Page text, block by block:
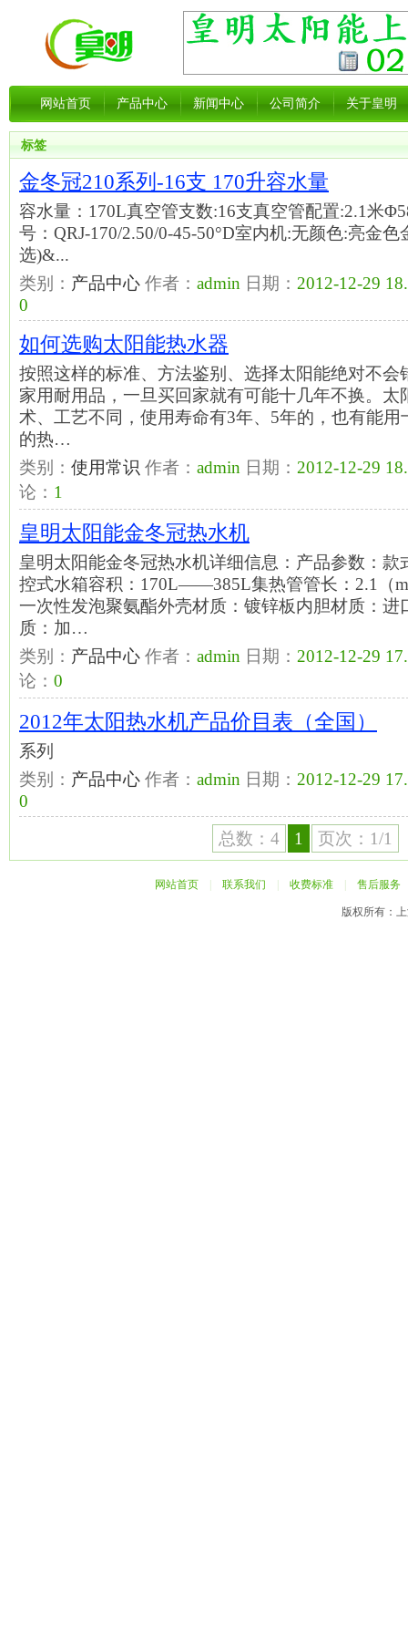
网站首页 产品中心 新闻中心 公司简介 关于皇明
标签
金冬冠210系列-16支 170升容水量
容水量：170L真空管支数:16支真空管配置:2.1米
号：QRJ-170/2.50/0-45-50°D室内机:无颜色:亮金
选)&...
类别： 产品中心 作者： admin 日期： 2012-12-29
0
如何选购太阳能热水器
按照这样的标准、方法鉴别、选择太阳能绝对不会
家用耐用品，一旦买回家就有可能十几年不换。太
术、工艺不同，使用寿命有3年、5年的，也有能
的热…
类别： 使用常识 作者： admin 日期： 2012-12-29
论： 1
皇明太阳能金冬冠热水机
皇明太阳能金冬冠热水机详细信息：产品参数：款
控式水箱容积：170L——385L集热管管长：2.1（
一次性发泡聚氨酯外壳材质：镀锌板内胆材质：进
质：加…
类别： 产品中心 作者： admin 日期： 2012-12-29
论： 0
2012年太阳热水机产品价目表（全国）
系列
类别： 产品中心 作者： admin 日期： 2012-12-29
0
总数：4
1 页次：1/1
网站首页 联系我们 收费标准 售后服务
版权所有：